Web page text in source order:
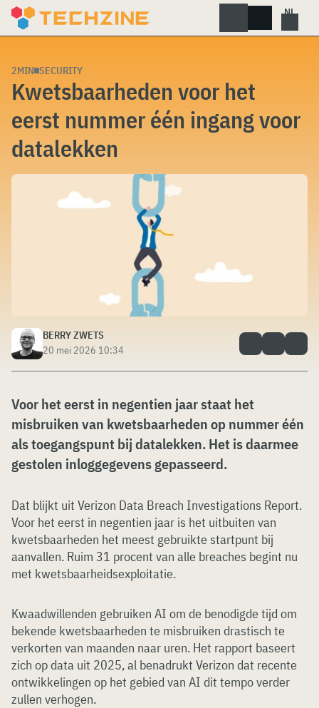
Skip
2MIN SECURITY
Kwetsbaarheden voor het
eerst nummer één ingang voor
datalekken
BERRY ZWETS
20 mei 2026 10:34
Voor het eerst in negentien jaar staat het
misbruiken van kwetsbaarheden op nummer één
als toegangspunt bij datalekken. Het is daarmee
gestolen inloggegevens gepasseerd.
Dat blijkt uit Verizon Data Breach Investigations Report.
Voor het eerst in negentien jaar is het uitbuiten van
kwetsbaarheden het meest gebruikte startpunt bij
aanvallen. Ruim 31 procent van alle breaches begint nu
met kwetsbaarheidsexploitatie.
Kwaadwillenden gebruiken AI om de benodigde tijd om
bekende kwetsbaarheden te misbruiken drastisch te
verkorten van maanden naar uren. Het rapport baseert
zich op data uit 2025, al benadrukt Verizon dat recente
ontwikkelingen op het gebied van AI dit tempo verder
zullen verhogen.